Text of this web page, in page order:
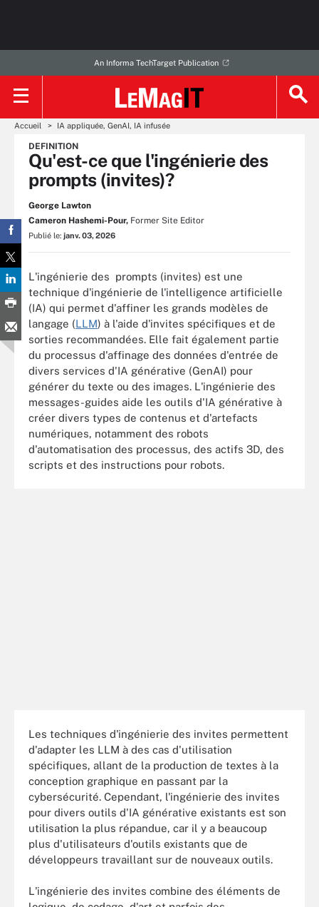
An Informa TechTarget Publication
Accueil IA appliquée, GenAI, IA infusée
DEFINITION
Qu'est-ce que l'ingénierie des
prompts (invites)?
George Lawton
Cameron Hashemi-Pour, Former Site Editor
Publié le: janv. 03, 2026
L'ingénierie des prompts (invites) est une
technique d'ingénierie de l'intelligence artificielle
(IA) qui permet d'affiner les grands modèles de
langage (LLM) à l'aide d'invites spécifiques et de
sorties recommandées. Elle fait également partie
du processus d'affinage des données d'entrée de
divers services d'IA générative (GenAI) pour
générer du texte ou des images. L'ingénierie des
messages-guides aide les outils d'IA générative à
créer divers types de contenus et d'artefacts
numériques, notamment des robots
d'automatisation des processus, des actifs 3D, des
scripts et des instructions pour robots.
Les techniques d'ingénierie des invites permettent
d'adapter les LLM à des cas d'utilisation
spécifiques, allant de la production de textes à la
conception graphique en passant par la
cybersécurité. Cependant, l'ingénierie des invites
pour divers outils d'IA générative existants est son
utilisation la plus répandue, car il y a beaucoup
plus d'utilisateurs d'outils existants que de
développeurs travaillant sur de nouveaux outils.
L'ingénierie des invites combine des éléments de